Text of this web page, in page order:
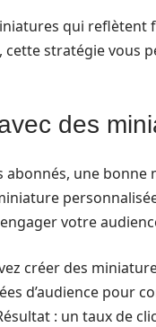
qui reflètent
stratégie vous
des
abonnés, une
votre
créer des
d’audience pour
: un taux de